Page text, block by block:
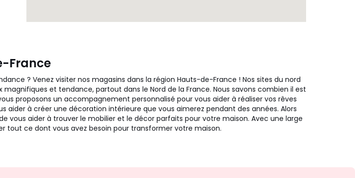
France
? Venez visiter nos magasins dans la région Hauts-de-France ! Nos sites du nord
et tendance, partout dans le Nord de la France. Nous savons combien il est
proposons un accompagnement personnalisé pour vous aider à réaliser vos rêves
aider à créer une décoration intérieure que vous aimerez pendant des années. Alors
vous aider à trouver le mobilier et le décor parfaits pour votre maison. Avec une large
tout ce dont vous avez besoin pour transformer votre maison.